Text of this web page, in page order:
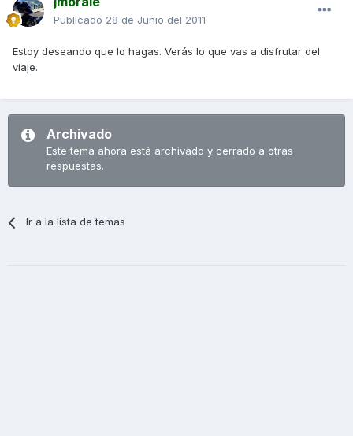
Publicado 28 de Junio del 2011
Estoy deseando que lo hagas. Verás lo que vas a disfrutar del
viaje.
Archivado
Este tema ahora está archivado y cerrado a otras
respuestas.
Ir a la lista de temas